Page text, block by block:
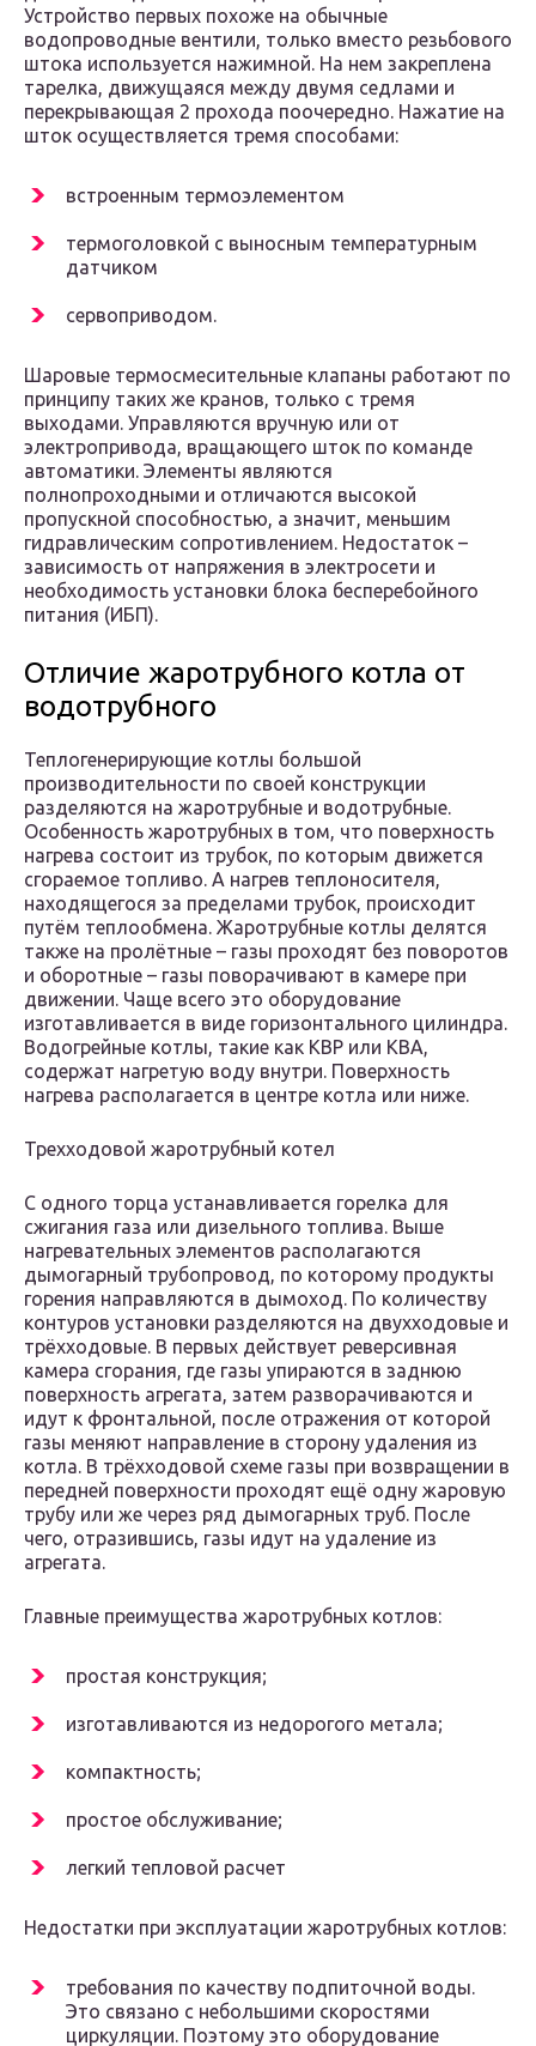
Устройство первых похоже на обычные
водопроводные вентили, только вместо резьбового
штока используется нажимной. На нем закреплена
тарелка, движущаяся между двумя седлами и
перекрывающая 2 прохода поочередно. Нажатие на
шток осуществляется тремя способами:
встроенным термоэлементом
термоголовкой с выносным температурным
датчиком
сервоприводом.
Шаровые термосмесительные клапаны работают по
принципу таких же кранов, только с тремя
выходами. Управляются вручную или от
электропривода, вращающего шток по команде
автоматики. Элементы являются
полнопроходными и отличаются высокой
пропускной способностью, а значит, меньшим
гидравлическим сопротивлением. Недостаток –
зависимость от напряжения в электросети и
необходимость установки блока бесперебойного
питания (ИБП).
Отличие жаротрубного котла от
водотрубного
Теплогенерирующие котлы большой
производительности по своей конструкции
разделяются на жаротрубные и водотрубные.
Особенность жаротрубных в том, что поверхность
нагрева состоит из трубок, по которым движется
сгораемое топливо. А нагрев теплоносителя,
находящегося за пределами трубок, происходит
путём теплообмена. Жаротрубные котлы делятся
также на пролётные – газы проходят без поворотов
и оборотные – газы поворачивают в камере при
движении. Чаще всего это оборудование
изготавливается в виде горизонтального цилиндра.
Водогрейные котлы, такие как КВР или КВА,
содержат нагретую воду внутри. Поверхность
нагрева располагается в центре котла или ниже.
Трехходовой жаротрубный котел
С одного торца устанавливается горелка для
сжигания газа или дизельного топлива. Выше
нагревательных элементов располагаются
дымогарный трубопровод, по которому продукты
горения направляются в дымоход. По количеству
контуров установки разделяются на двухходовые и
трёхходовые. В первых действует реверсивная
камера сгорания, где газы упираются в заднюю
поверхность агрегата, затем разворачиваются и
идут к фронтальной, после отражения от которой
газы меняют направление в сторону удаления из
котла. В трёхходовой схеме газы при возвращении в
передней поверхности проходят ещё одну жаровую
трубу или же через ряд дымогарных труб. После
чего, отразившись, газы идут на удаление из
агрегата.
Главные преимущества жаротрубных котлов:
простая конструкция;
изготавливаются из недорогого метала;
компактность;
простое обслуживание;
легкий тепловой расчет
Недостатки при эксплуатации жаротрубных котлов:
требования по качеству подпиточной воды.
Это связано с небольшими скоростями
циркуляции. Поэтому это оборудование